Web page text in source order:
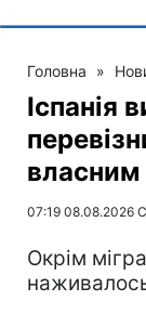
Головна »
Іспанія
власним
07:19 08.08.2026
Окрім